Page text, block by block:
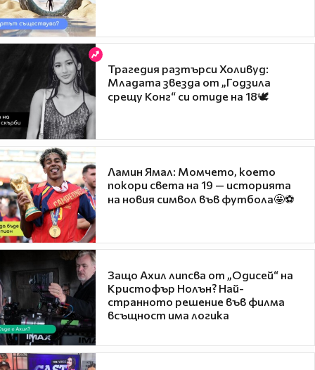
Трагедия разтърси Холивуд:
Младата звезда от „Годзила
срещу Конг“ си отиде на 18🕊️
Ламин Ямал: Момчето, което
покори света на 19 — историята
на новия символ във футбола🤩⚽
Защо Ахил липсва от „Одисей“ на
Кристофър Нолън? Най-
странното решение във филма
всъщност има логика